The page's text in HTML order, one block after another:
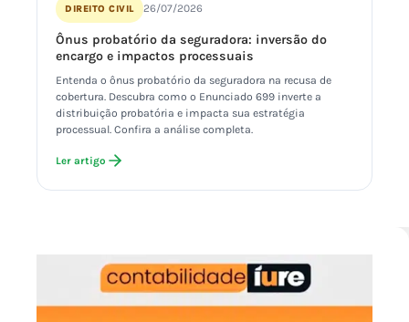
DIREITO CIVIL 26/07/2026
Ônus probatório da seguradora: inversão do
encargo e impactos processuais
Entenda o ônus probatório da seguradora na recusa de
cobertura. Descubra como o Enunciado 699 inverte a
distribuição probatória e impacta sua estratégia
processual. Confira a análise completa.
Ler artigo